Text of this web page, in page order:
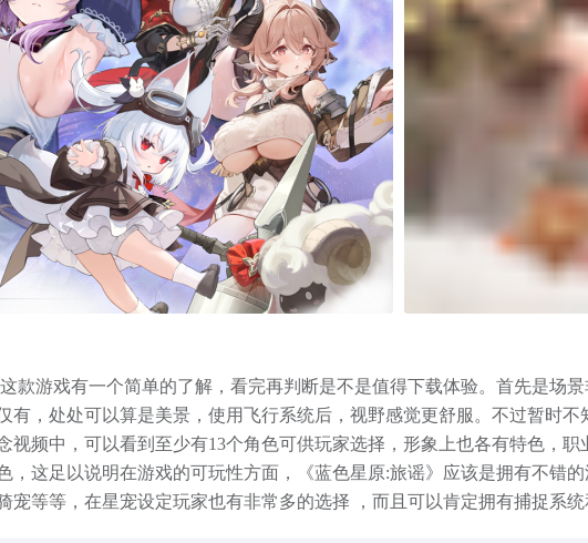
款游戏有一个简单的了解，看完再判断是不是值得下载体验。首先是场
有，处处可以算是美景，使用飞行系统后，视野感觉更舒服。不过暂时
频中，可以看到至少有13个角色可供玩家选择，形象上也各有特色，
这足以说明在游戏的可玩性方面，《蓝色星原:旅谣》应该是拥有不错
等等，在星宠设定玩家也有非常多的选择 ，而且可以肯定拥有捕捉系